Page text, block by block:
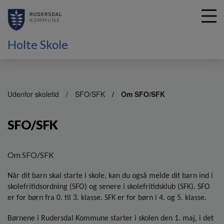
Holte Skole
Udenfor skoletid SFO/SFK Om SFO/SFK
SFO/SFK
Om SFO/SFK
Når dit barn skal starte i skole, kan du også melde dit barn ind i
skolefritidsordning (SFO) og senere i skolefritidsklub (SFK). SFO
er for børn fra 0. til 3. klasse. SFK er for børn i 4. og 5. klasse.
Børnene i Rudersdal Kommune starter i skolen den 1. maj, i det